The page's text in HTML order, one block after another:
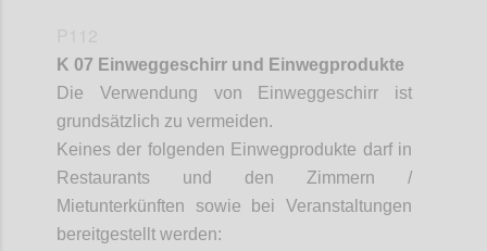
K 07 Einweggeschirr und Einwegprodukte
Die Verwendung von Einweggeschirr ist
grundsätzlich zu vermeiden.
Keines der folgenden Einwegprodukte darf in
Restaurants und den Zimmern /
Mietunterkünften sowie bei Veranstaltungen
bereitgestellt werden: